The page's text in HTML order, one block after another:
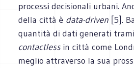
processi decisionali urbani.
della città è data-driven [5].
quantità di dati generati
contactlessin città come
meglio attraverso la sua